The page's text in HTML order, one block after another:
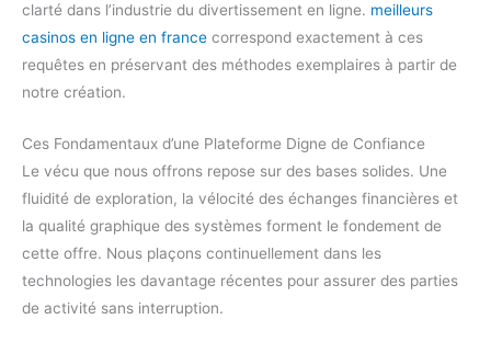
clarté dans l’industrie du divertissement en ligne. meilleurs
casinos en ligne en france correspond exactement à ces
requêtes en préservant des méthodes exemplaires à partir de
notre création.
Ces Fondamentaux d’une Plateforme Digne de Confiance
Le vécu que nous offrons repose sur des bases solides. Une
fluidité de exploration, la vélocité des échanges financières et
la qualité graphique des systèmes forment le fondement de
cette offre. Nous plaçons continuellement dans les
technologies les davantage récentes pour assurer des parties
de activité sans interruption.